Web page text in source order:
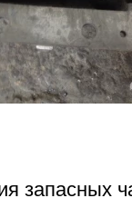
запасных